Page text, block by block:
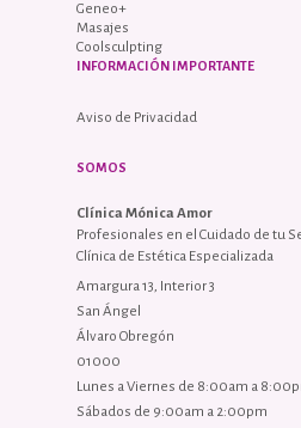
Geneo+
Masajes
Coolsculpting
INFORMACIÓN IMPORTANTE
Aviso de Privacidad
SOMOS
Clínica Mónica Amor
Profesionales en el Cuidado de tu
Clínica de Estética Especializada
Amargura 13, Interior 3
San Ángel
Álvaro Obregón
01000
Lunes a Viernes de 8:00am a
Sábados de 9:00am a 2:00pm